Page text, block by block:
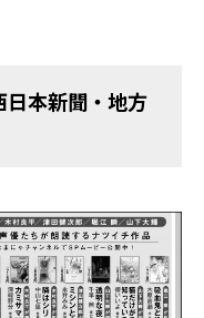
本新聞・地方